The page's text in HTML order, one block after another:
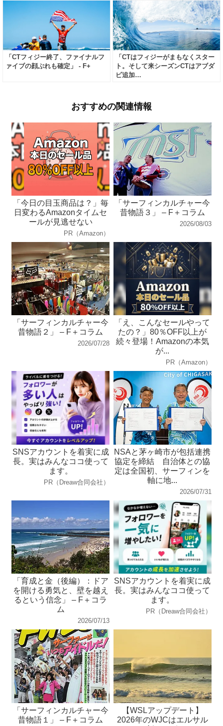
「CTフィジー終了、ファイナルフ
ァイブの顔ぶれも確定」 - F+
「CTはフィジーがまもなくスター
ト。そして来シーズンCTはアブダ
ビ追加…
おすすめの関連情報
「今日の目玉商品は？」毎
日変わるAmazonタイムセ
ールが見逃せない
PR（Amazon）
「サーフィンカルチャー今
昔物語３」 – F＋コラム
2026/08/03
「サーフィンカルチャー今
昔物語２」 – F＋コラム
2026/07/28
「え、こんなセールやって
たの？」80％OFF以上が
続々登場！Amazonの本気
が...
PR（Amazon）
SNSアカウントを着実に成
長。実はみんなココ使って
ます。
PR（Dreaw合同会社）
NSAと茅ヶ崎市が包括連携
協定を締結 自治体との協
定は全国初、サーフィンを
軸に地...
2026/07/31
「育成と金（後編）：ドア
を開ける勇気と、壁を越え
るという信念」 – F＋コラ
ム
2026/07/13
SNSアカウントを着実に成
長。実はみんなココ使って
ます。
PR（Dreaw合同会社）
「サーフィンカルチャー今
昔物語１」 – F＋コラム
【WSLアップデート】
2026年のWJCはエルサル